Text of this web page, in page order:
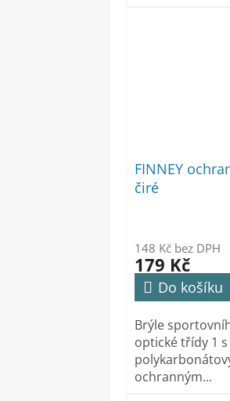
FINNEY
čiré
148 Kč bez DPH
179 Kč
Do košíku
Brýle
optické třídy 1
ochranným...